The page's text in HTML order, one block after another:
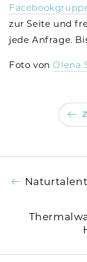
zur Seite und
jede Anfrage.
Foto vonOlena